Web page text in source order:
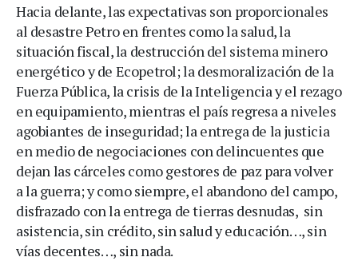
Hacia delante, las expectativas son proporcionales
al desastre Petro en frentes como la salud, la
situación fiscal, la destrucción del sistema minero
energético y de Ecopetrol; la desmoralización de la
Fuerza Pública, la crisis de la Inteligencia y el rezago
en equipamiento, mientras el país regresa a niveles
agobiantes de inseguridad; la entrega de la justicia
en medio de negociaciones con delincuentes que
dejan las cárceles como gestores de paz para volver
a la guerra; y como siempre, el abandono del campo,
disfrazado con la entrega de tierras desnudas, sin
asistencia, sin crédito, sin salud y educación…, sin
vías decentes…, sin nada.